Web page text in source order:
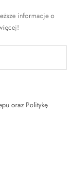
informacje o
oraz Politykę